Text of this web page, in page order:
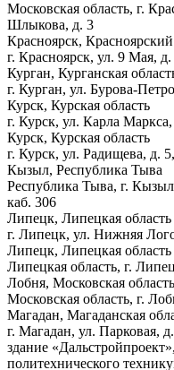
Московская область, г.
Шлыкова, д. 3
Красноярск,
г. Красноярск, ул. 9 Мая,
Курган, Курганская
г. Курган, ул. Бурова-
Курск, Курская область
г. Курск, ул. Карла
Курск, Курская область
г. Курск, ул. Радищева, д.
Кызыл, Республика Тыва
Республика Тыва, г.
каб. 306
Липецк, Липецкая область
г. Липецк, ул. Нижняя
Липецк, Липецкая область
Липецкая область, г.
Лобня, Московская область
Московская область, г.
Магадан, Магаданская
г. Магадан, ул. Парковая,
здание
политехнического